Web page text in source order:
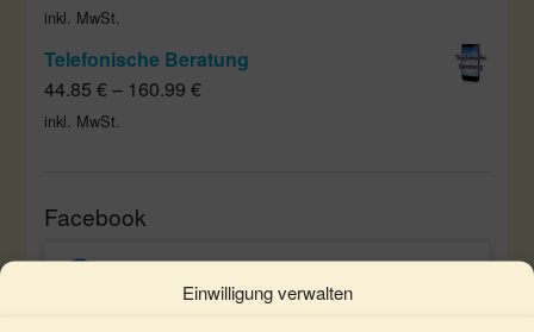
Einwilligung verwalten
inkl. MwSt.
Telefonische Beratung
44.85€– 160.99€
inkl. MwSt.
Facebook